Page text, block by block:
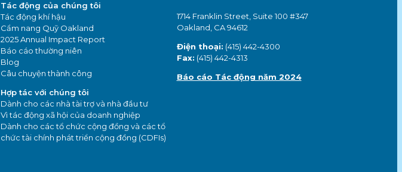
Tác động của chúng tôi
Tác động khí hậu
Cẩm nang Quỹ Oakland
2025 Annual Impact Report
Báo cáo thường niên
Blog
Câu chuyện thành công
Hợp tác với chúng tôi
Dành cho các nhà tài trợ và nhà đầu tư
Vì tác động xã hội của doanh nghiệp
Dành cho các tổ chức cộng đồng và các tổ
chức tài chính phát triển cộng đồng (CDFIs)
1714 Franklin Street, Suite 100 #347
Oakland, CA 94612
Điện thoại: (415) 442-4300
Fax: (415) 442-4313
Báo cáo Tác động năm 2024